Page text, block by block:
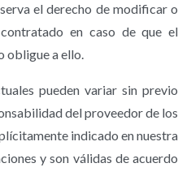
el derecho de modificar o
en caso de que el
obligue a ello.
pueden variar sin previo
del proveedor de los
indicado en nuestra
y son válidas de acuerdo